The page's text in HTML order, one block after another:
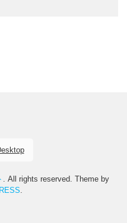
. All rights reserved. Theme by
.